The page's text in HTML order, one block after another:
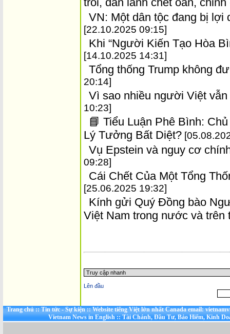
VN: Một dân tộc đang bị lợi
[22.10.2025 09:15]
Khi “Người Kiến Tạo Hòa
[14.10.2025 14:31]
Tổng thống Trump không
20:14]
Vì sao nhiều người Việt
10:23]
📘 Tiểu Luận Phê Bình:
Lý Tưởng Bất Diệt?
Vụ Epstein và nguy cơ
09:28]
Cái Chết Của Một Tổng
[25.06.2025 19:32]
Kính gửi Quý Đồng bào
Việt Nam trong nước và trên
Trang chủ::Tin tức - Sự kiện::Website tiếng Việt lớn nhất Canada email:
Vietnam News in English::Tài Chánh, Đầu Tư, Bảo Hiểm, Kinh